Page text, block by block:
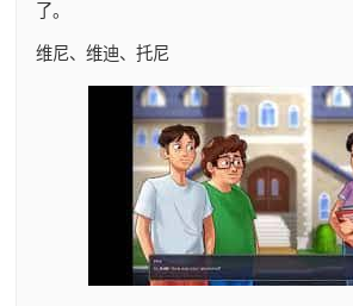
了。
维尼、维迪、托尼